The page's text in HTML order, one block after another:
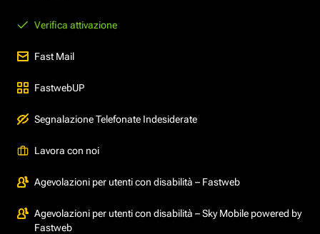
Verifica attivazione
Fast Mail
FastwebUP
Segnalazione Telefonate Indesiderate
Lavora con noi
Agevolazioni per utenti con disabilità – Fastweb
Agevolazioni per utenti con disabilità – Sky Mobile powered by
Fastweb